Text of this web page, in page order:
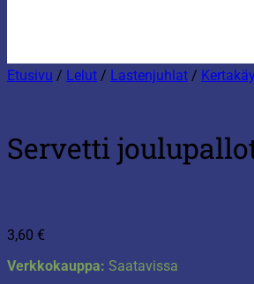
Etusivu / Lelut / Lastenjuhlat /
Servetti
3,60 €
Verkkokauppa: Saatavissa